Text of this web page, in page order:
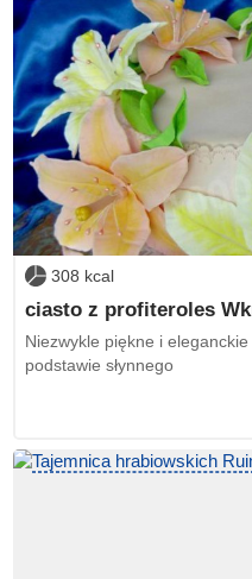
308 kcal
ciasto z profiteroles
Niezwykle piękne i
podstawie słynnego